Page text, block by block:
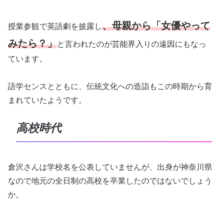
授業参観で英語劇を披露し、母親から「女優やって
みたら？」と言われたのが芸能界入りの遠因にもなっ
ています。
語学センスとともに、伝統文化への造詣もこの時期から育
まれていたようです。
高校時代
倉沢さんは学校名を公表していませんが、出身が神奈川県
なので地元の全日制の高校を卒業したのではないでしょう
か。